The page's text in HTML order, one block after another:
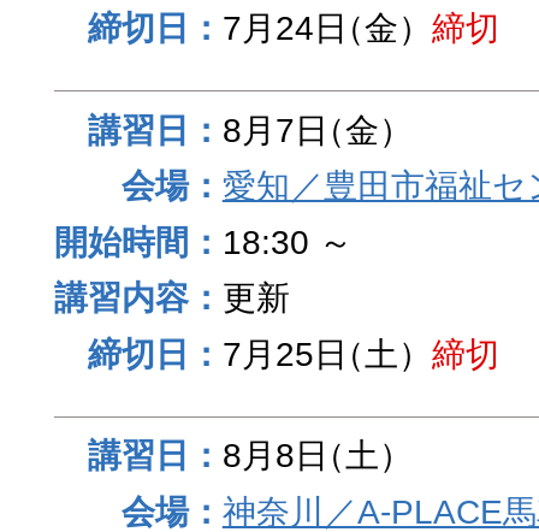
7月24日（金） 締切
8月7日（金）
愛知／豊田市福祉セ
18:30 ～
更新
7月25日（土） 締切
8月8日（土）
神奈川／A-PLACE